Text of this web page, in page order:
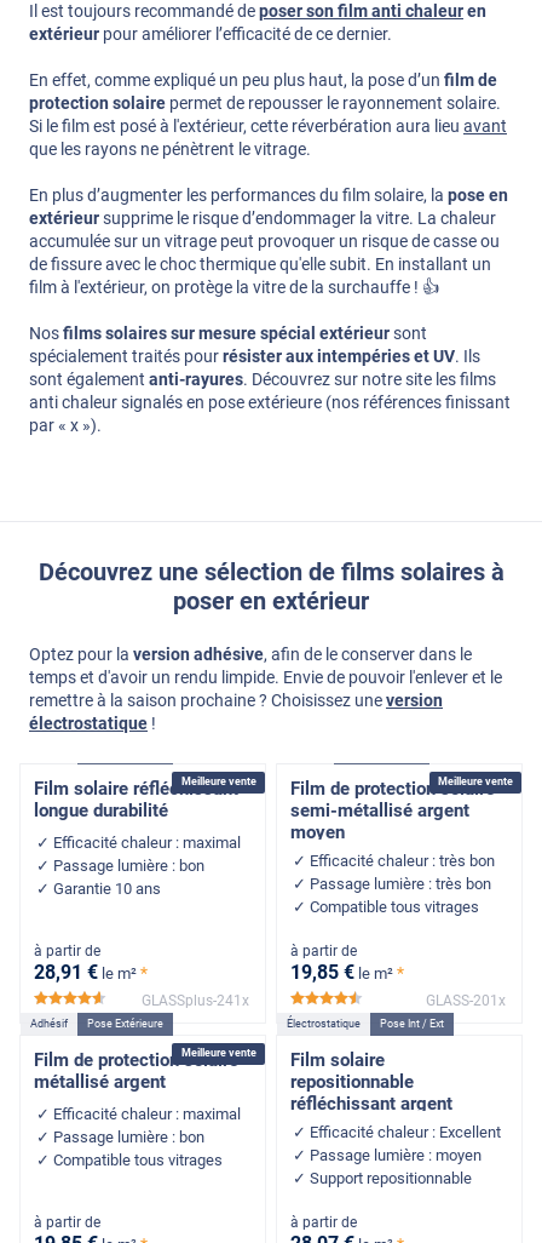
Il est toujours recommandé deposer son film anti chaleuren
extérieur pour améliorer l’efficacité de ce dernier.
En effet, comme expliqué un peu plus haut, la pose d’un film de
protection solaire permet de repousser le rayonnement solaire.
Si le film est posé à l'extérieur, cette réverbération aura lieu avant
que les rayons ne pénètrent le vitrage.
En plus d’augmenter les performances du film solaire, la pose en
extérieursupprime le risque d’endommager la vitre. La chaleur
accumulée sur un vitrage peut provoquer un risque de casse ou
de fissure avec le choc thermique qu'elle subit. En installant un
film à l'extérieur, on protège la vitre de la surchauffe ! 👍​
Nosfilms solaires sur mesure spécial extérieursont
spécialement traités pourrésister aux intempéries et UV. Ils
sont également anti-rayures. Découvrez sur notre site les films
anti chaleur signalés en pose extérieure (nos références finissant
par « x »).
Découvrez une sélection de films solaires à
poser en extérieur
Optez pour la version adhésive, afin de le conserver dans le
temps et d'avoir un rendu limpide. Envie de pouvoir l'enlever et le
remettre à la saison prochaine ? Choisissez uneversion
électrostatique !
Meilleure vente
Film solaire réfléchissant
longue durabilité
Efficacité chaleur : maximal
Passage lumière : bon
Garantie 10 ans
à partir de
28,91 € le m² *
*****
GLASSplus-241x
Meilleure vente
Film de protection solaire
semi-métallisé argent
moyen
Efficacité chaleur : très bon
Passage lumière : très bon
Compatible tous vitrages
à partir de
19,85 € le m² *
*****
GLASS-201x
Meilleure vente
Adhésif Pose Extérieure
Film de protection solaire
métallisé argent
Efficacité chaleur : maximal
Passage lumière : bon
Compatible tous vitrages
à partir de
Électrostatique Pose Int / Ext
Film solaire
repositionnable
réfléchissant argent
Efficacité chaleur : Excellent
Passage lumière : moyen
Support repositionnable
à partir de